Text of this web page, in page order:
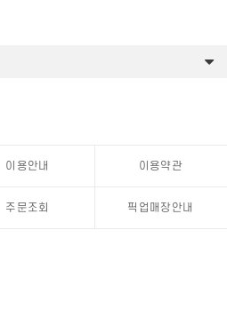
이용안내 이용약관
주문조회 픽업매장안내